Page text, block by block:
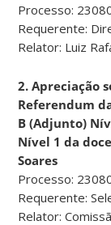
Processo:
Requerente:
Relator: Luiz
2. Apreciação
Referendum
B (Adjunto)
Nível 1 da
Soares
Processo:
Requerente:
Relator: